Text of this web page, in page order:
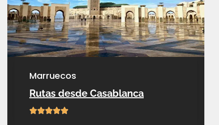
marruecos
Rutas desde Casablanca